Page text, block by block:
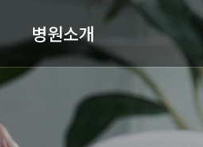
분
병원소개
병원장 인사말
미션 & 핵심경영방침